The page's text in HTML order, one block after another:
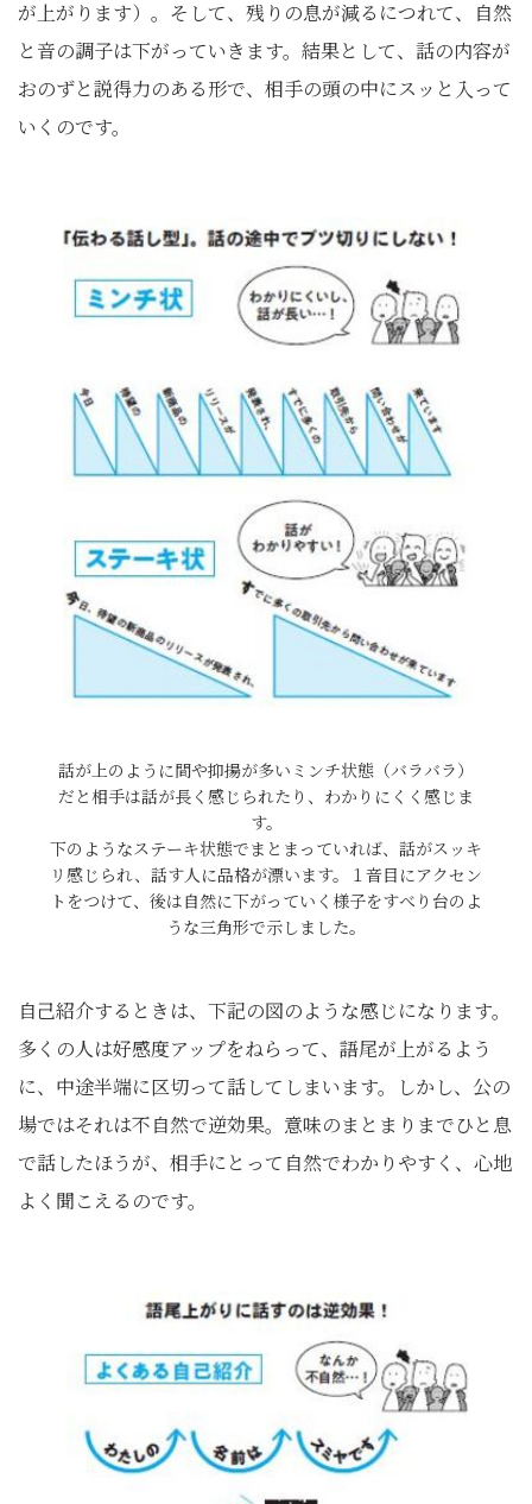
が上がります）。そして、残りの息が減るにつれて、自然
と音の調子は下がっていきます。結果として、話の内容が
おのずと説得力のある形で、相手の頭の中にスッと入って
いくのです。
話が上のように間や抑揚が多いミンチ状態（バラバラ）
だと相手は話が長く感じられたり、わかりにくく感じま
す。
下のようなステーキ状態でまとまっていれば、話がスッキ
リ感じられ、話す人に品格が漂います。１音目にアクセン
トをつけて、後は自然に下がっていく様子をすべり台のよ
うな三角形で示しました。
自己紹介するときは、下記の図のような感じになります。
多くの人は好感度アップをねらって、語尾が上がるよう
に、中途半端に区切って話してしまいます。しかし、公の
場ではそれは不自然で逆効果。意味のまとまりまでひと息
で話したほうが、相手にとって自然でわかりやすく、心地
よく聞こえるのです。